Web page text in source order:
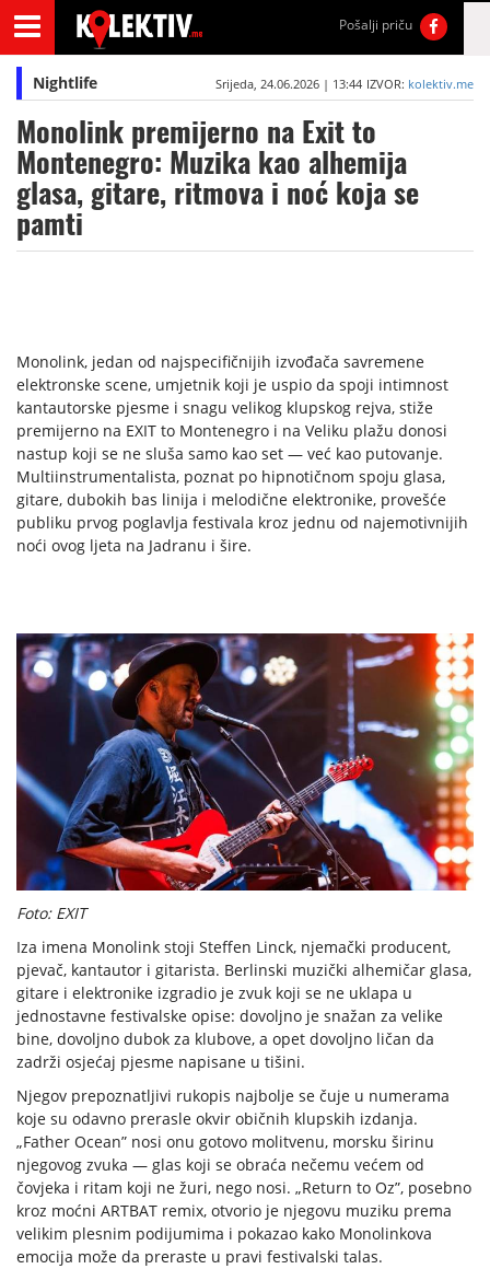
Pošalji priču
Nightlife Srijeda, 24.06.2026 | 13:44 IZVOR: kolektiv.me
Monolink premijerno na Exit to
Montenegro: Muzika kao alhemija
glasa, gitare, ritmova i noć koja se
pamti
Monolink, jedan od najspecifičnijih izvođača savremene
elektronske scene, umjetnik koji je uspio da spoji intimnost
kantautorske pjesme i snagu velikog klupskog rejva, stiže
premijerno na EXIT to Montenegro i na Veliku plažu donosi
nastup koji se ne sluša samo kao set — već kao putovanje.
Multiinstrumentalista, poznat po hipnotičnom spoju glasa,
gitare, dubokih bas linija i melodične elektronike, provešće
publiku prvog poglavlja festivala kroz jednu od najemotivnijih
noći ovog ljeta na Jadranu i šire.
Foto: EXIT
Iza imena Monolink stoji Steffen Linck, njemački producent,
pjevač, kantautor i gitarista. Berlinski muzički alhemičar glasa,
gitare i elektronike izgradio je zvuk koji se ne uklapa u
jednostavne festivalske opise: dovoljno je snažan za velike
bine, dovoljno dubok za klubove, a opet dovoljno ličan da
zadrži osjećaj pjesme napisane u tišini.
Njegov prepoznatljivi rukopis najbolje se čuje u numerama
koje su odavno prerasle okvir običnih klupskih izdanja.
„Father Ocean” nosi onu gotovo molitvenu, morsku širinu
njegovog zvuka — glas koji se obraća nečemu većem od
čovjeka i ritam koji ne žuri, nego nosi. „Return to Oz”, posebno
kroz moćni ARTBAT remix, otvorio je njegovu muziku prema
velikim plesnim podijumima i pokazao kako Monolinkova
emocija može da preraste u pravi festivalski talas.